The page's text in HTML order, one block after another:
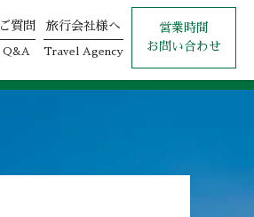
ご質問
Q&A
旅行会社様へ
Travel Agency
営業時間
お問い合わせ